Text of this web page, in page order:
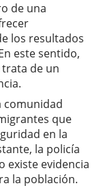
de una
los resultados
este sentido,
de un
comunidad
que
en la
la policía
existe evidencia
la población.